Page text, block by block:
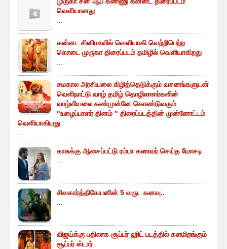
வெளியானது
...
கன்னட சினிமாவில் வெளியாகி வெற்றிபெற்ற
கொடை முருகா திரைப்படம் தமிழில் வெளியாகிறது
...
சமகால அரசியலை கிழித்தெடுக்கும் வசனங்களுடன்
வெளிநாட்டு வாழ் தமிழ் தொழிலாளர்களின்
வாழ்வியலை கண்முன்னே கொண்டுவரும்
"உழைப்பாளர் தினம் " திரைப்படத்தின் முன்னோட்டம்
வெளியாகியது
...
காசுக்கு ஆசைப்பட்டு ரம்பா கணவர் செய்த மோசடி
...
சிவகார்த்திகேயனின் 5 வருட கனவு..
...
விஜய்க்கு பதிலாக சூப்பர் ஹிட் படத்தில் களமிறங்கும்
சூப்பர் ஸ்டார்